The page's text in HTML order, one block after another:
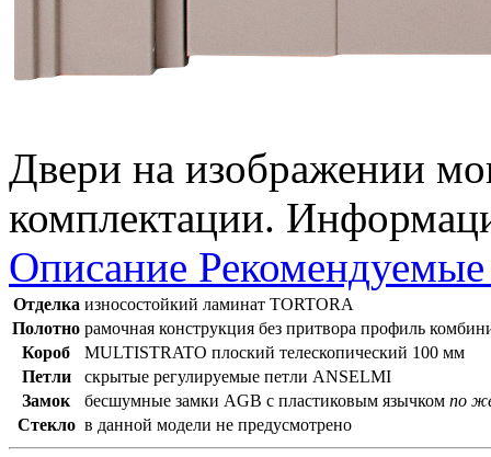
Двери на изображении
комплектации.
Описание
Отделка износостойкий ламинат TORTORA
Полотно рамочная конструкция без притвора профиль
Короб
MULTISTRATO плоский телескопический 100 мм
Петли
скрытые регулируемые петли ANSELMI
Замок
бесшумные замки AGB с пластиковым язычком по
Стекло в данной модели не предусмотрено